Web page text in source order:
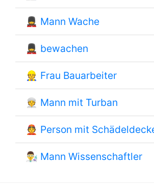
💂 Mann Wache
💂 bewachen
👷 Frau Bauarbeiter
👳 Mann mit Turban
👲 Person mit
👨‍🔬 Mann Wissenschaftler